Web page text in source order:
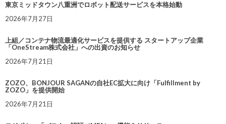
東京ミッドタウン八重洲でロボット配送サービスを本格始動
2026年7月27日
上組／コンテナ物流最適化サービスを提供する スタートアップ企業
「OneStream株式会社」への出資のお知らせ
2026年7月21日
ZOZO、BONJOUR SAGANの自社EC拡大に向け「Fulfillment by
ZOZO」を提供開始
2026年7月21日